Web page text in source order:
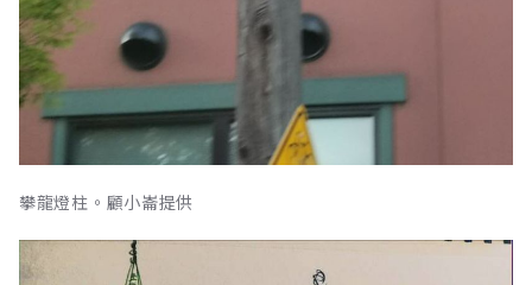
攀龍燈柱。顧小崙提供